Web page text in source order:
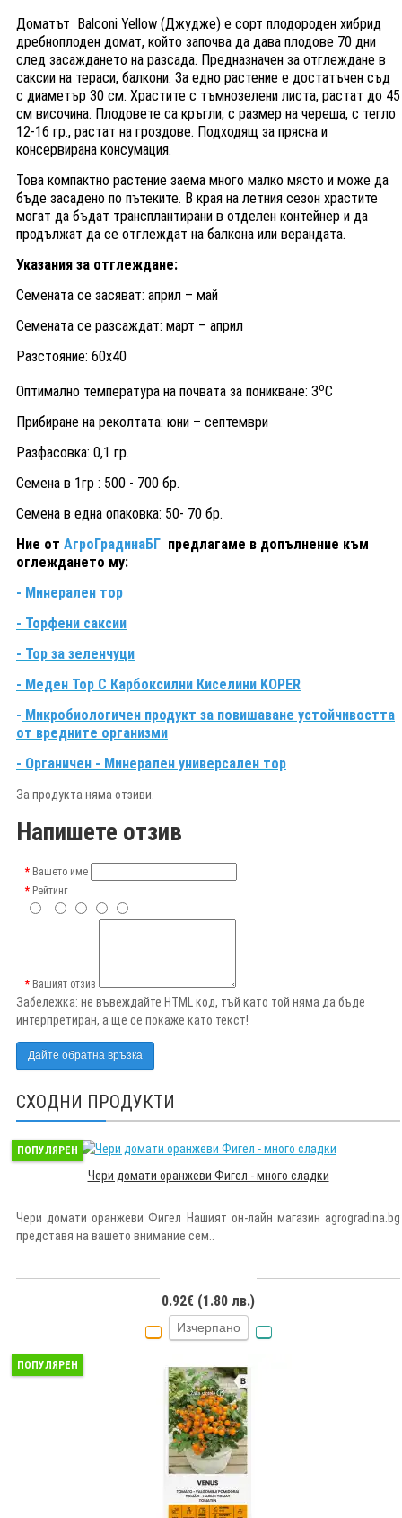
Доматът Balconi Yellow (Джудже) е сорт плодороден хибрид
дребноплоден домат, който започва да дава плодове 70 дни
след засаждането на разсада. Предназначен за отглеждане в
саксии на тераси, балкони. За едно растение е достатъчен съд
с диаметър 30 ​​см. Храстите с тъмнозелени листа, растат до 45
см височина. Плодовете са кръгли, с размер на череша, с тегло
12-16 гр., растат на гроздове. Подходящ за прясна и
консервирана консумация.
Това компактно растение заема много малко място и може да
бъде засадено по пътеките. В края на летния сезон храстите
могат да бъдат трансплантирани в отделен контейнер и да
продължат да се отглеждат на балкона или верандата.
Указания за отглеждане:
Семената се засяват: април – май
Семената се разсаждат: март – април
Разстояние: 60х40
Оптимално температура на почвата за поникване: 3оС
Прибиране на реколтата: юни – септември
Разфасовка: 0,1 гр.
Семена в 1гр : 500 - 700 бр.
Семена в една опаковка: 50- 70 бр.
Ние от АгроГрадинаБГ предлагаме в допълнение към
оглеждането му:
- Минерален тор
- Торфени саксии
- Тор за зеленчуци
- Меден Тор С Карбоксилни Киселини KOPER
- Микробиологичен продукт за повишаване устойчивостта
от вредните организми
- Органичен - Минерален универсален тор
За продукта няма отзиви.
Напишете отзив
Вашето име
Рейтинг
Вашият отзив
Забележка: не въвеждайте HTML код, тъй като той няма да бъде
интерпретиран, а ще се покаже като текст!
Дайте обратна връзка
СХОДНИ ПРОДУКТИ
ПОПУЛЯРЕН
Чери домати оранжеви Фигел - много сладки
Чери домати оранжеви Фигел Нашият он-лайн магазин agrogradina.bg
представя на вашето внимание сем..
0.92€ (1.80 лв.)
Изчерпано
ПОПУЛЯРЕН